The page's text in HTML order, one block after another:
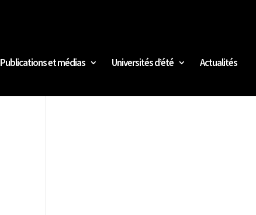
Publications et médias Universités d’été Actualités